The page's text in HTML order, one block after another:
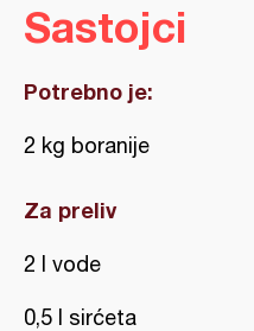
Sastojci
Potrebno je:
2 kg boranije
Za preliv
2 l vode
0,5 l sirćeta